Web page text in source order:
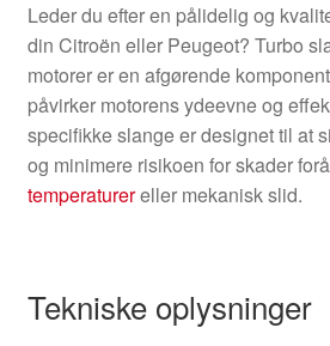
Leder du efter en pålidelig og
din Citroën eller Peugeot? Turbo
motorer er en afgørende
påvirker motorens ydeevne og
specifikke slange er designet til at
og minimere risikoen for skader
temperaturereller mekanisk slid.
Tekniske oplysninger